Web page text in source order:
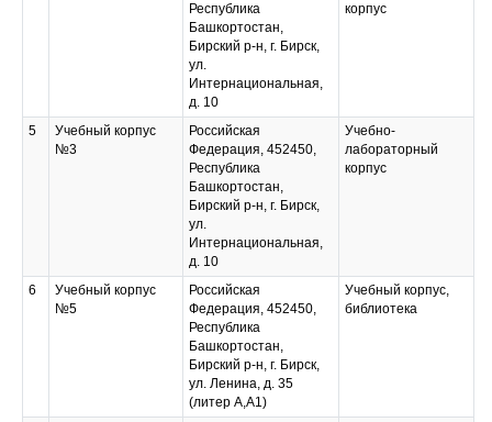
Республика
Башкортостан,
Бирский р-н, г. Бирск,
ул.
Интернациональная,
д. 10
корпус
5
Учебный корпус
№3
Российская
Федерация, 452450,
Республика
Башкортостан,
Бирский р-н, г. Бирск,
ул.
Интернациональная,
д. 10
Учебно-
лабораторный
корпус
6
Учебный корпус
№5
Российская
Федерация, 452450,
Республика
Башкортостан,
Бирский р-н, г. Бирск,
ул. Ленина, д. 35
(литер А,А1)
Учебный корпус,
библиотека